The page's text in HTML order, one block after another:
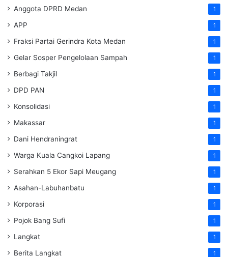
Anggota DPRD Medan 1
APP 1
Fraksi Partai Gerindra Kota Medan 1
Gelar Sosper Pengelolaan Sampah 1
Berbagi Takjil 1
DPD PAN 1
Konsolidasi 1
Makassar 1
Dani Hendraningrat 1
Warga Kuala Cangkoi Lapang 1
Serahkan 5 Ekor Sapi Meugang 1
Asahan-Labuhanbatu 1
Korporasi 1
Pojok Bang Sufi 1
Langkat 1
Berita Langkat 1